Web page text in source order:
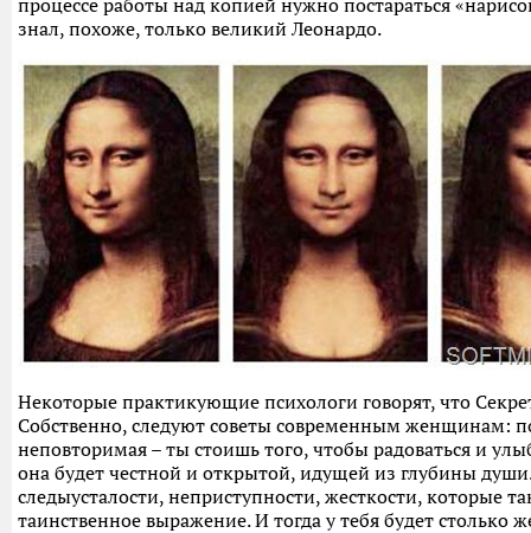
процессе работы над копией нужно постараться
знал, похоже, только великий Леонардо.
Некоторые практикующие психологи говорят, что
Собственно, следуют советы современным женщинам:
неповторимая – ты стоишь того, чтобы радоваться и
она будет честной и открытой, идущей из глубины
следыусталости, неприступности, жесткости, которые
таинственное выражение. И тогда у тебя будет